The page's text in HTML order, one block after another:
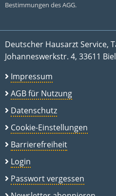
Bestimmungen des AGG.
Deutscher Hausarzt Service,
Johanneswerkstr. 4, 33611
Impressum
AGB für Nutzung
Datenschutz
Cookie-Einstellungen
Barrierefreiheit
Login
Passwort vergessen